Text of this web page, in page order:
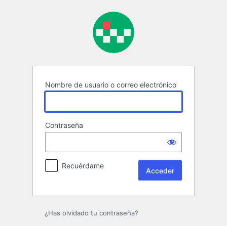
Nombre de usuario o correo electrónico
Contraseña
Recuérdame
¿Has olvidado tu contraseña?